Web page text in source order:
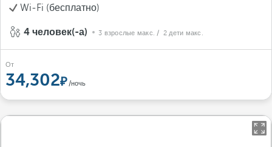
Wi-Fi (бесплатно)
4 человек(-а) 3 взрослые макс. / 2 дети макс.
От
34,302 /ночь